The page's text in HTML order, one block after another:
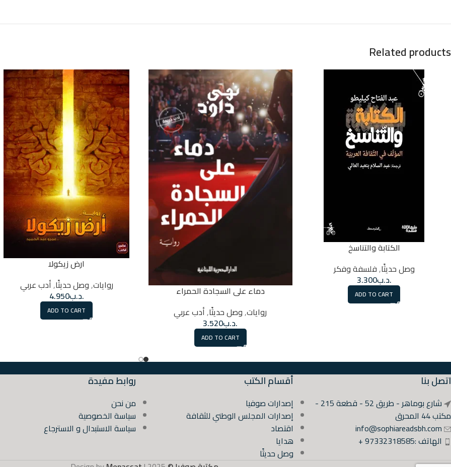
Related products
الكتابة والتناسخ
وصل حديثًا,فلسفة وفكر
.د.ب3.300
ADD TO CART
دماء على السجادة الحمراء
روايات,وصل حديثًا,أدب عربي
.د.ب3.520
ADD TO CART
ارض زيكولا
روايات,وصل حديثًا,أدب عربي
.د.ب4.950
ADD TO CART
اتصل بنا
شارع بوماهر - طريق 52 - قطعة 215 -
مكتب 44 المحرق
info@sophiareadsbh.com
الهاتف :97332318585 +
أقسام الكتب
إصدارات صوفيا
إصدارات المجلس الوطني للثقافة
اقتصاد
هدايا
وصل حديثًا
روابط مفيدة
من نحن
سياسة الخصوصية
سياسة الاستبدال و الاسترجاع